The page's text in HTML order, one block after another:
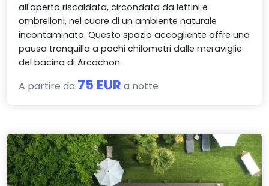
all'aperto riscaldata, circondata da lettini e
ombrelloni, nel cuore di un ambiente naturale
incontaminato. Questo spazio accogliente offre una
pausa tranquilla a pochi chilometri dalle meraviglie
del bacino di Arcachon.
A partire da 75 EUR a notte